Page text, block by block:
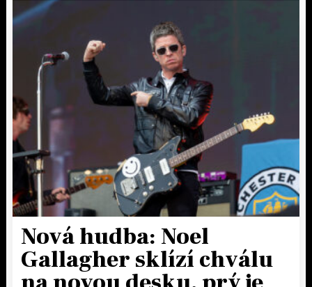
Nová hudba: Noel
Gallagher sklízí chválu